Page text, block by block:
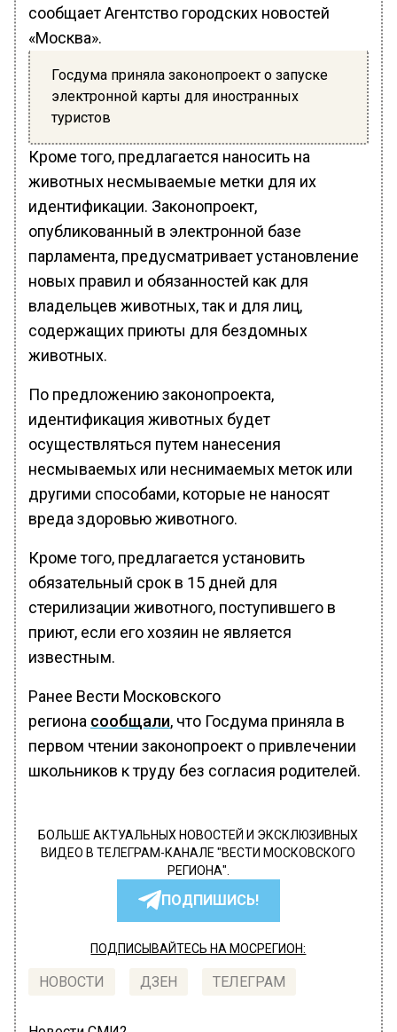
сообщает Агентство городских новостей
«Москва».
Госдума приняла законопроект о запуске
электронной карты для иностранных
туристов
Кроме того, предлагается наносить на
животных несмываемые метки для их
идентификации. Законопроект,
опубликованный в электронной базе
парламента, предусматривает установление
новых правил и обязанностей как для
владельцев животных, так и для лиц,
содержащих приюты для бездомных
животных.
По предложению законопроекта,
идентификация животных будет
осуществляться путем нанесения
несмываемых или неснимаемых меток или
другими способами, которые не наносят
вреда здоровью животного.
Кроме того, предлагается установить
обязательный срок в 15 дней для
стерилизации животного, поступившего в
приют, если его хозяин не является
известным.
Ранее Вести Московского
региона сообщали, что Госдума приняла в
первом чтении законопроект о привлечении
школьников к труду без согласия родителей.
БОЛЬШЕ АКТУАЛЬНЫХ НОВОСТЕЙ И ЭКСКЛЮЗИВНЫХ
ВИДЕО В ТЕЛЕГРАМ-КАНАЛЕ "ВЕСТИ МОСКОВСКОГО
РЕГИОНА".
ПОДПИШИСЬ!
ПОДПИСЫВАЙТЕСЬ НА МОСРЕГИОН:
НОВОСТИ ДЗЕН ТЕЛЕГРАМ